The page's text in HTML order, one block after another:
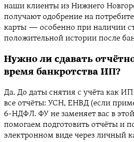
наши клиенты из Нижнего
получают одобрение на
карты — особенно при наличии
положительной истории после
Нужно ли сдавать
время банкротства ИП?
Да. До даты снятия с учёта как
все отчёты: УСН, ЕНВД (если
6-НДФЛ. ФУ не заменяет вас в
помогаем подготовить отчёты и
электронном виде через личный